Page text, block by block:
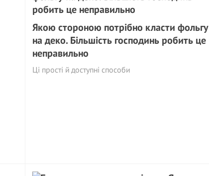
Якою стороною потрібно класти фольгу
на деко. Більшість господинь робить це
неправильно
Ці прості й доступні способи